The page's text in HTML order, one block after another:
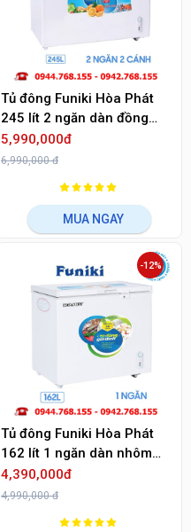
Tủ đông Funiki Hòa Phát
245 lít 2 ngăn dàn đồng
HCF 606S2Đ2
5,990,000đ
6,990,000 đ
MUA NGAY
Tủ đông Funiki Hòa Phát
162 lít 1 ngăn dàn nhôm
HCF 336S1N1
4,390,000đ
4,990,000 đ
-12%